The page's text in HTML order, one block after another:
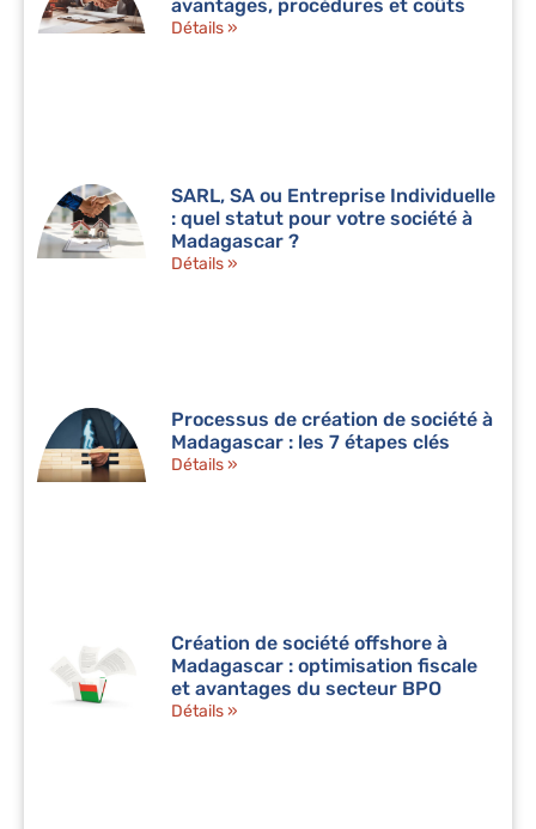
avantages, procédures et coûts
Détails »
SARL, SA ou Entreprise Individuelle
: quel statut pour votre société à
Madagascar ?
Détails »
Processus de création de société à
Madagascar : les 7 étapes clés
Détails »
Création de société offshore à
Madagascar : optimisation fiscale
et avantages du secteur BPO
Détails »